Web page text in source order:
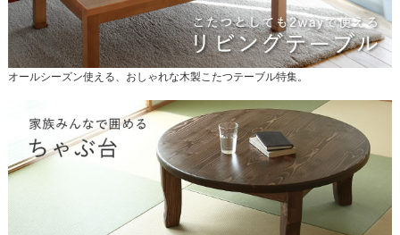
オールシーズン使える、おしゃれな木製こたつテーブル特集。